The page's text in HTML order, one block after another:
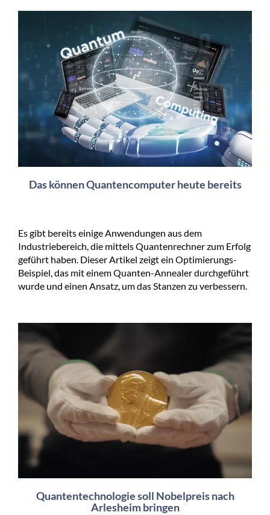
Das können Quantencomputer heute bereits
Es gibt bereits einige Anwendungen aus dem
Industriebereich, die mittels Quantenrechner zum Erfolg
geführt haben. Dieser Artikel zeigt ein Optimierungs-
Beispiel, das mit einem Quanten-Annealer durchgeführt
wurde und einen Ansatz, um das Stanzen zu verbessern.
Quantentechnologie soll Nobelpreis nach
Arlesheim bringen